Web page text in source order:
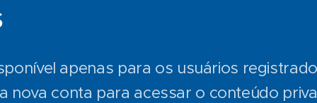
apenas para os usuários
nova conta para acessar o conteúdo